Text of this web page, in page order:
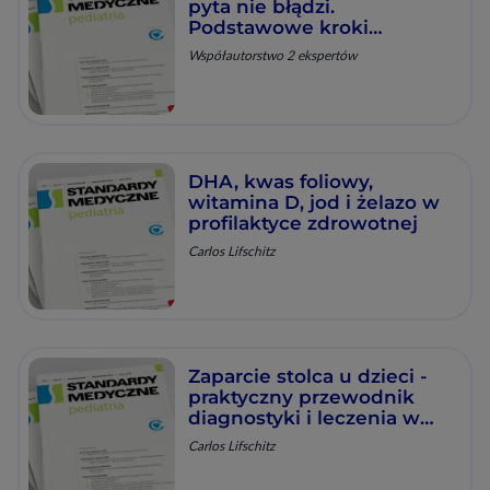
pyta nie błądzi.
Podstawowe kroki
diagnostyczno-
terapeutyczne
Współautorstwo 2 ekspertów
DHA, kwas foliowy,
witamina D, jod i żelazo w
profilaktyce zdrowotnej
Carlos Lifschitz
Zaparcie stolca u dzieci -
praktyczny przewodnik
diagnostyki i leczenia w
pediatrii
Carlos Lifschitz